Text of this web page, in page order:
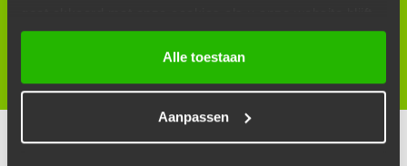
gebruiken.
Alle toestaan
Aanpassen
Vervoer van personen t.b.v. door- of terugreis
HÉÉL GOEDKOOP DOOR GOED ONDERHOUD